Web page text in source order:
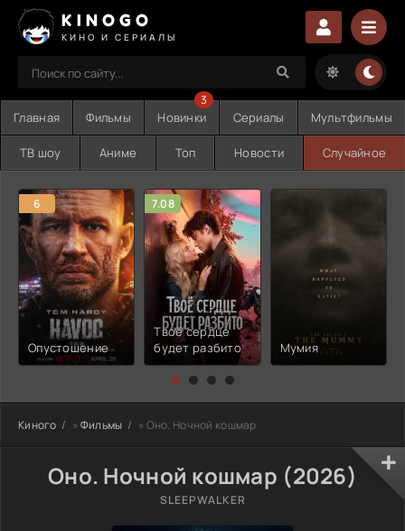
KINOGO
КИНО И СЕРИАЛЫ
Главная Фильмы Новинки
3
Сериалы Мультфильмы
ТВ шоу Аниме Топ Новости Случайное
6
Опустошение
7.08
Твоё сердце
будет разбито
Мумия
Киного » Фильмы » Оно. Ночной кошмар
Оно. Ночной кошмар (2026)
SLEEPWALKER